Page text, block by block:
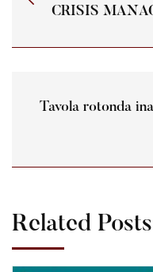
CRISIS
Tavola rotonda
Related Posts